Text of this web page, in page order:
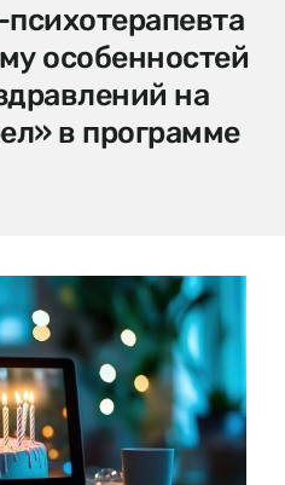
особенностей
на
в программе